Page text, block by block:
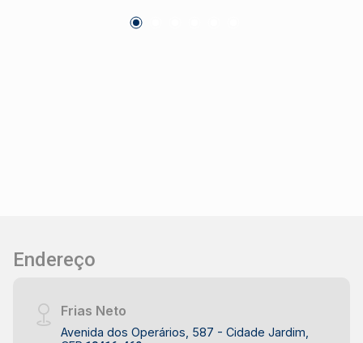
Construída: 478,20m², oferecendo muito espaço
infraestrutura completa, ideal para quem busca
conforto e conveniência faz deste lugar o
cenário perfeito para criar memórias
inesquecíveis com seus entes queridos.
Endereço
Frias Neto
Avenida dos Operários, 587 - Cidade Jardim,